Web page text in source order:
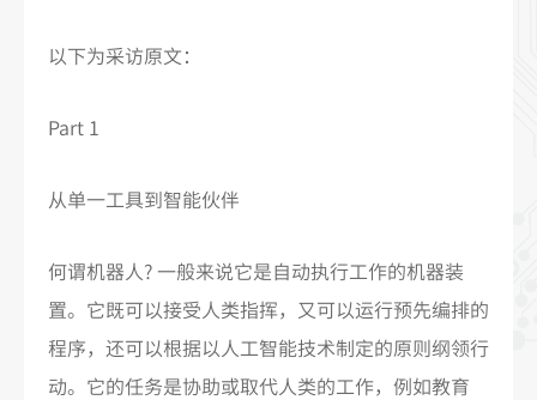
以下为采访原文：
Part 1
从单一工具到智能伙伴
何谓机器人? 一般来说它是自动执行工作的机器装
置。它既可以接受人类指挥，又可以运行预先编排的
程序，还可以根据以人工智能技术制定的原则纲领行
动。它的任务是协助或取代人类的工作，例如教育